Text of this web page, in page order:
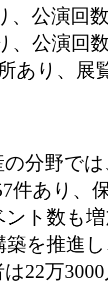
、公演回
、公演回
あり、展
分野で
件あり、
ト数も
築を推進
22万